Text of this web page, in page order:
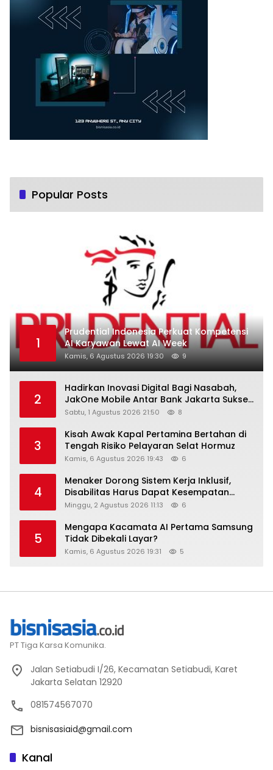
Popular Posts
1
Prudential Indonesia Perkuat Kompetensi
AI Karyawan Lewat AI Week
Kamis, 6 Agustus 2026 19:30 9
2
Hadirkan Inovasi Digital Bagi Nasabah,
JakOne Mobile Antar Bank Jakarta Sukses
Raih Digital Excellence Awards 2026
Sabtu, 1 Agustus 2026 21:50 8
3
Kisah Awak Kapal Pertamina Bertahan di
Tengah Risiko Pelayaran Selat Hormuz
Kamis, 6 Agustus 2026 19:43 6
4
Menaker Dorong Sistem Kerja Inklusif,
Disabilitas Harus Dapat Kesempatan
Setara
Minggu, 2 Agustus 2026 11:13 6
5
Mengapa Kacamata AI Pertama Samsung
Tidak Dibekali Layar?
Kamis, 6 Agustus 2026 19:31 5
PT Tiga Karsa Komunika.
Jalan Setiabudi I/26, Kecamatan Setiabudi, Karet
Jakarta Selatan 12920
081574567070
bisnisasiaid@gmail.com
Kanal